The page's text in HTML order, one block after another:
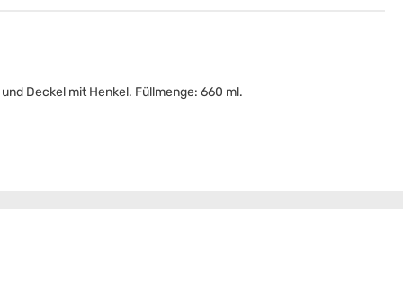
Deckel mit Henkel. Füllmenge: 660 ml.